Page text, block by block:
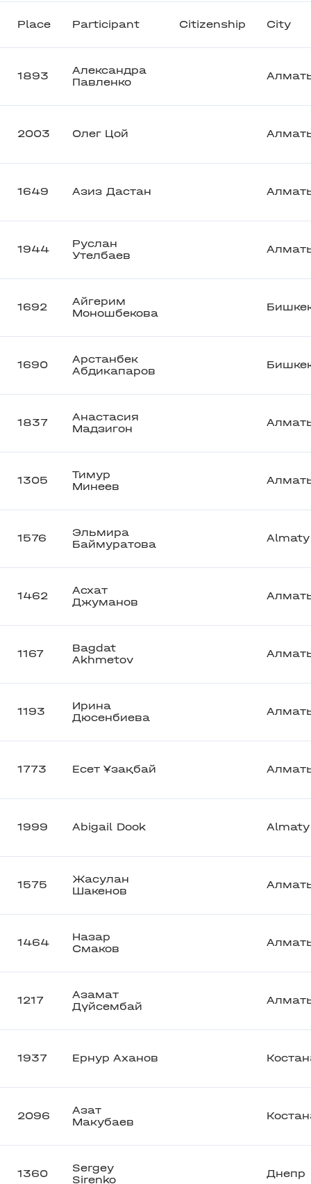
Place Participant Citizenship City
1893
Александра
Павленко
2003 Олег Цой
1649 Азиз Дастан
1944
Руслан
Утелбаев
1692
Айгерим
Моношбекова
1690
Арстанбек
Абдикапаров
1837
Анастасия
Мадзигон
1305
Тимур
Минеев
1576
Эльмира
Баймуратова
Almaty
1462
Асхат
Джуманов
1167
Bagdat
Akhmetov
1193
Ирина
Дюсенбиева
1773 Есет Ұзақбай
1999 Abigail Dook Almaty
1575
Жасулан
Шакенов
1464
Назар
Смаков
1217
Азамат
Дүйсембай
1937 Ернур Аханов
2096
Азат
Макубаев
1360
Sergey
Sirenko
Днепр